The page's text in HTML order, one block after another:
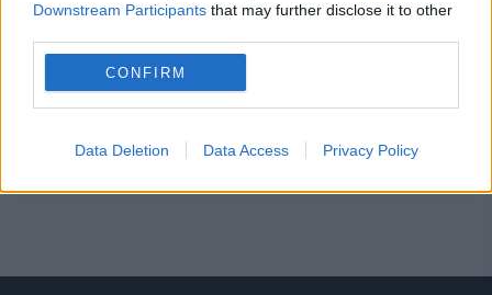
Downstream Participants that may further disclose it to other
CONFIRM
Data Deletion Data Access Privacy Policy
21:44-Epidemie fără precedent în Congo. OMS și
Africa CDC investighează o posibilă mutație a
virusului Ebola
mari pentru echipa din Gruia. Returul nu mai